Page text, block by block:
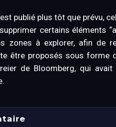
publié plus tôt que prévu,
certains éléments
zones à explorer, afin de
être proposés sous forme
de Bloomberg, qui